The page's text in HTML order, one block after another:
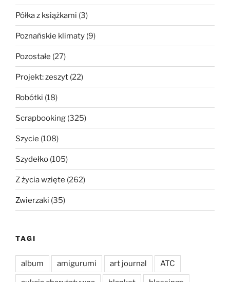
Półka z książkami (3)
Poznańskie klimaty (9)
Pozostałe (27)
Projekt: zeszyt (22)
Robótki (18)
Scrapbooking (325)
Szycie (108)
Szydełko (105)
Z życia wzięte (262)
Zwierzaki (35)
TAGI
album amigurumi art journal ATC